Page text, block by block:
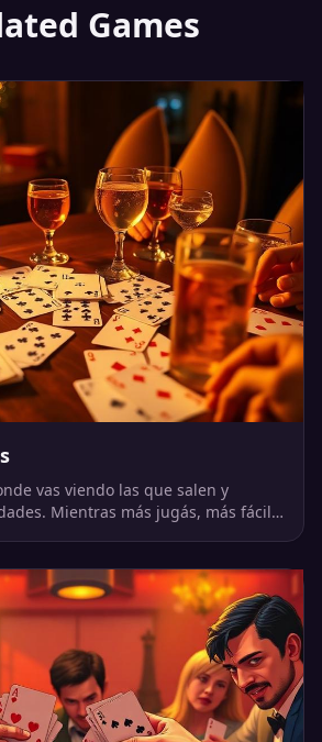
Games
vas viendo las que salen y
Mientras más jugás, más fácil